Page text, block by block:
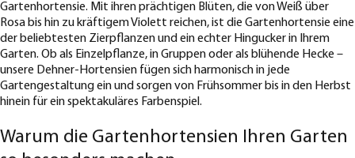
Gartenhortensie. Mit ihren prächtigen Blüten, die von Weiß über
Rosa bis hin zu kräftigem Violett reichen, ist die Gartenhortensie eine
der beliebtesten Zierpflanzen und ein echter Hingucker in Ihrem
Garten. Ob als Einzelpflanze, in Gruppen oder als blühende Hecke –
unsere Dehner-Hortensien fügen sich harmonisch in jede
Gartengestaltung ein und sorgen von Frühsommer bis in den Herbst
hinein für ein spektakuläres Farbenspiel.
Warum die Gartenhortensien Ihren Garten